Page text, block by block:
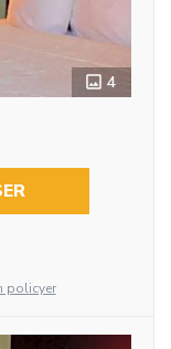
4
policyer